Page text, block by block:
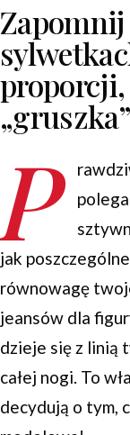
P
jak
równowagę
jeansów dla
dzieje się z linią
całej nogi. To
decydują o tym,